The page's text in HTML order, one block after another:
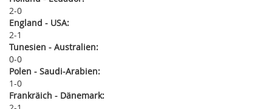
2 0
England - USA:
2 1
Tunesien - Australien:
0 0
Polen - Saudi-Arabien:
1 0
Frankräich - Dänemark: